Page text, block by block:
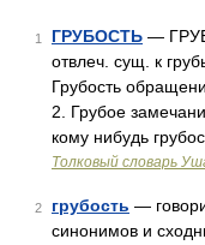
1 ГРУБОСТЬ —
отвлеч. сущ. к
Грубость
2. Грубое
кому нибудь
Толковый словарь
2 грубость —
синонимов и